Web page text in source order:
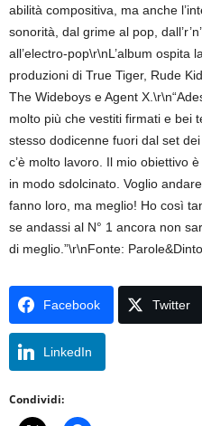
abilità compositiva, ma anche
sonorità, dal grime al pop,
all’electro-pop\r\nL’album ospita
produzioni di True Tiger, Rude
The Wideboys e Agent
molto più che vestiti firmati e bei
stesso dodicenne fuori dal set
c’è molto lavoro. Il mio obiettivo
in modo sdolcinato. Voglio
fanno loro, ma meglio! Ho così
se andassi al N° 1 ancora non
di meglio.”\r\nFonte:
Facebook Twitter
LinkedIn
Condividi: